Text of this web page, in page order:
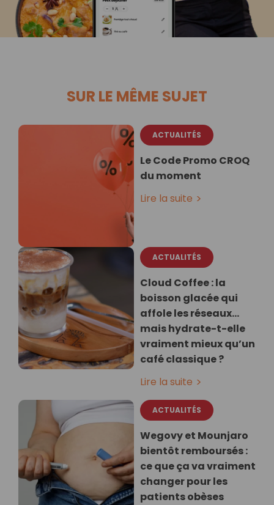
SUR LE MÊME SUJET
ACTUALITÉS
Le Code Promo CROQ
du moment
Lire la suite
ACTUALITÉS
Cloud Coffee : la
boisson glacée qui
affole les réseaux…
mais hydrate-t-elle
vraiment mieux qu’un
café classique ?
Lire la suite
ACTUALITÉS
Wegovy et Mounjaro
bientôt remboursés :
ce que ça va vraiment
changer pour les
patients obèses